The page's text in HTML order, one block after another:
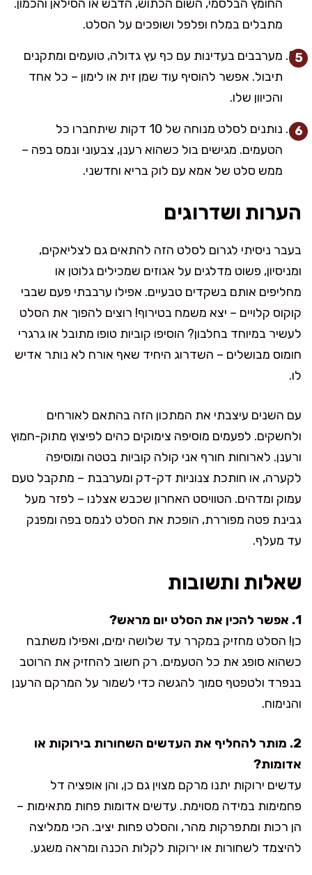
החומץ הבלסמי, השום הכתוש, הדבש או הסילאן והכמון.
מתבלים במלח ופלפל ושופכים על הסלט.
מערבבים בעדינות עם כף עץ גדולה, טועמים ומתקנים
תיבול. אפשר להוסיף עוד שמן זית או לימון – כל אחד
והכיוון שלו.
נותנים לסלט מנוחה של 10 דקות שיתחברו כל
הטעמים. מגישים בול כשהוא רענן, צבעוני ונמס בפה –
ממש סלט של אמא עם לוק בריא וחדשני.
הערות ושדרוגים
בעבר ניסיתי לגרום לסלט הזה להתאים גם לצליאקים,
ומניסיון, פשוט מדלגים על אגוזים שמכילים גלוטן או
מחליפים אותם בשקדים טבעיים. אפילו ערבבתי פעם שבבי
קוקוס קלויים – יצא משמח בטירוף! רוצים להפוך את הסלט
לעשיר במיוחד בחלבון? הוסיפו קוביות טופו מתובל או גרגרי
חומוס מבושלים – השדרוג היחיד שאף אורח לא נותר אדיש
לו.
עם השנים עיצבתי את המתכון הזה בהתאם לאורחים
ולחשקים. לפעמים מוסיפה צימוקים כהים לפיצוץ מתוק-חמוץ
ורענן. לארוחות חורף אני קולה קוביות בטטה ומוסיפה
לקערה, או חותכת צנוניות דק-דק ומערבבת – מתקבל טעם
עמוק ומדהים. הטוויסט האחרון שכבש אצלנו – לפזר מעל
גבינת פטה מפוררת, הופכת את הסלט לנמס בפה ומפנק
עד מעלף.
שאלות ותשובות
1. אפשר להכין את הסלט יום מראש?
כן! הסלט מחזיק במקרר עד שלושה ימים, ואפילו משתבח
כשהוא סופג את כל הטעמים. רק חשוב להחזיק את הרוטב
בנפרד ולטפטף סמוך להגשה כדי לשמור על המרקם הרענן
והנימוח.
2. מותר להחליף את העדשים השחורות בירוקות או
אדומות?
עדשים ירוקות יתנו מרקם מצוין גם כן, והן אופציה דל
פחמימות במידה מסוימת. עדשים אדומות פחות מתאימות –
הן רכות ומתפרקות מהר, והסלט פחות יציב. הכי ממליצה
להיצמד לשחורות או ירוקות לקלות הכנה ומראה משגע.